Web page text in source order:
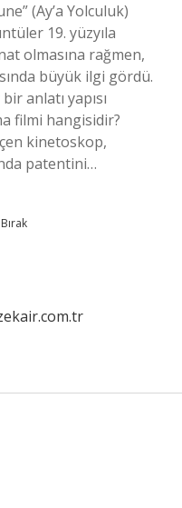
(Ay’a Yolculuk)
19. yüzyıla
olmasına rağmen,
büyük ilgi gördü.
anlatı yapısı
filmi hangisidir?
kinetoskop,
patentini…